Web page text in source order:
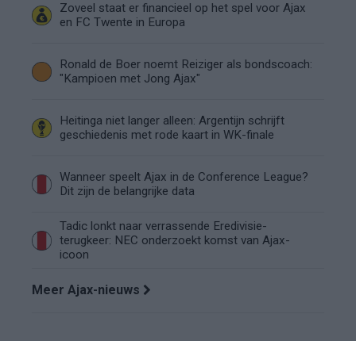
Zoveel staat er financieel op het spel voor Ajax
en FC Twente in Europa
Ronald de Boer noemt Reiziger als bondscoach:
"Kampioen met Jong Ajax"
Heitinga niet langer alleen: Argentijn schrijft
geschiedenis met rode kaart in WK-finale
Wanneer speelt Ajax in de Conference League?
Dit zijn de belangrijke data
Tadic lonkt naar verrassende Eredivisie-
terugkeer: NEC onderzoekt komst van Ajax-
icoon
Meer Ajax-nieuws